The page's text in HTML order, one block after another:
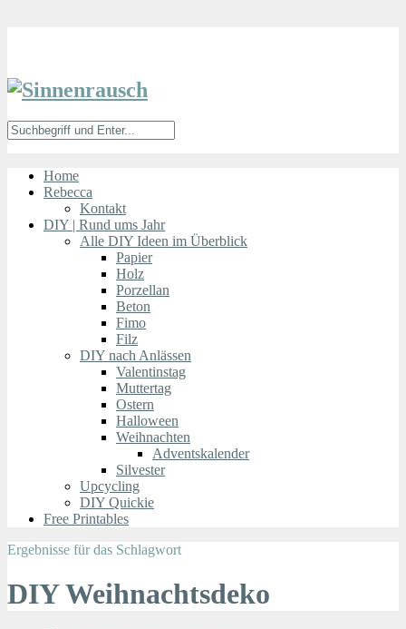
Home
Rebecca
Kontakt
DIY | Rund ums Jahr
Alle DIY Ideen im Überblick
Papier
Holz
Porzellan
Beton
Fimo
Filz
DIY nach Anlässen
Valentinstag
Muttertag
Ostern
Halloween
Weihnachten
Adventskalender
Silvester
Upcycling
DIY Quickie
Free Printables
Ergebnisse für das Schlagwort
DIY Weihnachtsdeko